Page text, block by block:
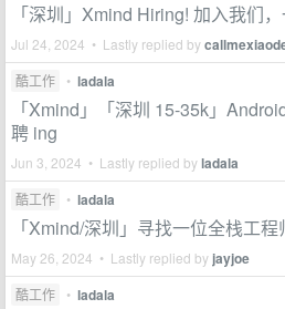
「深圳」Xmind Hiring! 加入我们，
Jul 24, 2024 • Lastly replied by
酷工作 • ladala
「Xmind」「深圳 15-35k」
聘 ing
Jun 3, 2024 • Lastly replied byladala
酷工作 • ladala
「Xmind/深圳」寻找一位全栈工程
May 26, 2024 • Lastly replied by jayjoe
酷工作 • ladala